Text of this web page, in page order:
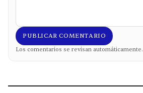
PUBLICAR COMENTARIO
Los comentarios se revisan automáticamente.